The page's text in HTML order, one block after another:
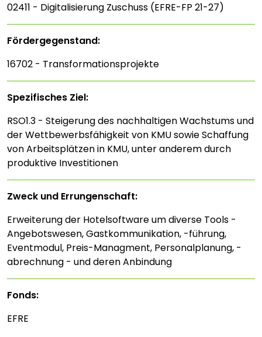
02411 - Digitalisierung Zuschuss (EFRE-FP 21-27)
Fördergegenstand:
16702 - Transformationsprojekte
Spezifisches Ziel:
RSO1.3 - Steigerung des nachhaltigen Wachstums und
der Wettbewerbsfähigkeit von KMU sowie Schaffung
von Arbeitsplätzen in KMU, unter anderem durch
produktive Investitionen
Zweck und Errungenschaft:
Erweiterung der Hotelsoftware um diverse Tools -
Angebotswesen, Gastkommunikation, -führung,
Eventmodul, Preis-Managment, Personalplanung, -
abrechnung - und deren Anbindung
Fonds:
EFRE